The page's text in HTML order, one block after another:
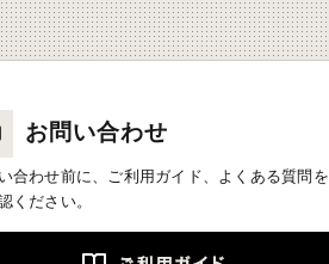
お問い合わせ
合わせ前に、ご利用ガイド、よくある質問を
ください。